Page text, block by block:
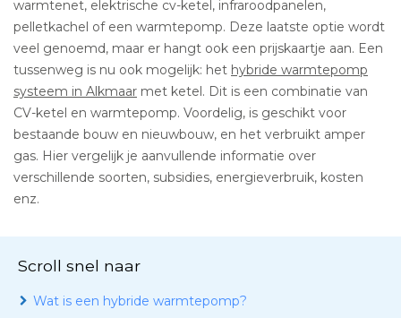
warmtenet, elektrische cv-ketel, infraroodpanelen,
pelletkachel of een warmtepomp. Deze laatste optie wordt
veel genoemd, maar er hangt ook een prijskaartje aan. Een
tussenweg is nu ook mogelijk: het hybride warmtepomp
systeem in Alkmaar met ketel. Dit is een combinatie van
CV-ketel en warmtepomp. Voordelig, is geschikt voor
bestaande bouw en nieuwbouw, en het verbruikt amper
gas. Hier vergelijk je aanvullende informatie over
verschillende soorten, subsidies, energieverbruik, kosten
enz.
Scroll snel naar
Wat is een hybride warmtepomp?